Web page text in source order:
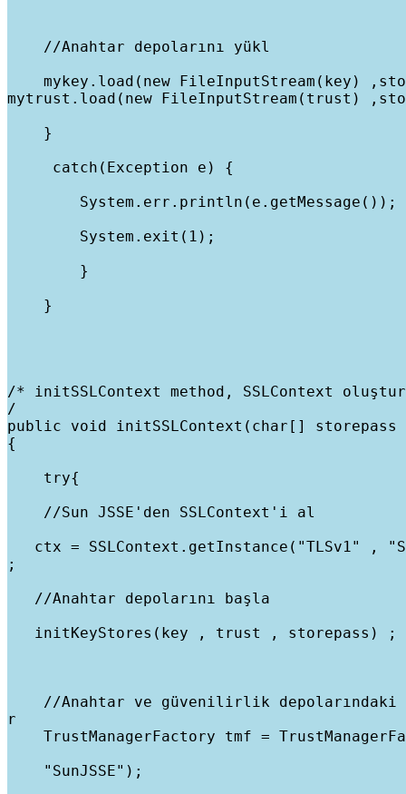
//Anahtar depolarını yükl
mykey.load(new FileInputStream(key)
mytrust.load(new FileInputStream(trust)
}
     catch(Exception e) {
        System.err.println(e.getMessage());
        System.exit(1);
        }
    }
/* initSSLContext method, SSLContext
/
public void initSSLContext(char[]
{
try{
//Sun JSSE'den SSLContext'i al
ctx = SSLContext.getInstance("TLSv1" ,
;
//Anahtar depolarını başla
initKeyStores(key , trust , storepass) ;
//Anahtar ve güvenilirlik depolarındaki
r
TrustManagerFactory tmf =
"SunJSSE");